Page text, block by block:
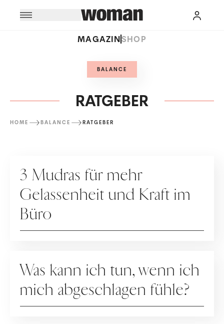
MAGAZINSHOP
BALANCE
RATGEBER
HOME BALANCE RATGEBER
3 Mudras für mehr
Gelassenheit und Kraft im
Büro
Was kann ich tun, wenn ich
mich abgeschlagen fühle?